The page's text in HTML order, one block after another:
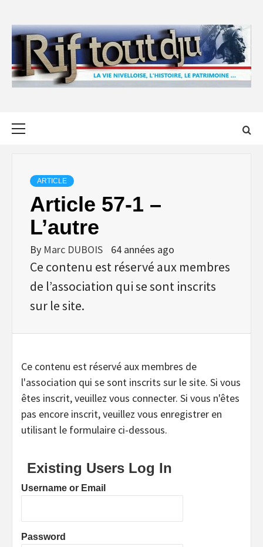
content
ARTICLE
Article 57-1 –
L’autre
By Marc DUBOIS 64 années ago
Ce contenu est réservé aux membres
de l’association qui se sont inscrits
sur le site.
Ce contenu est réservé aux membres de
l'association qui se sont inscrits sur le site. Si vous
êtes inscrit, veuillez vous connecter. Si vous n'êtes
pas encore inscrit, veuillez vous enregistrer en
utilisant le formulaire ci-dessous.
Existing Users Log In
Username or Email
Password